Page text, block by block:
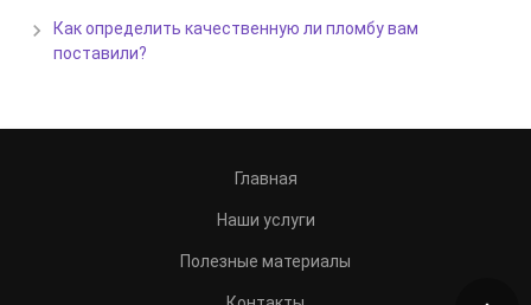
Как определить качественную ли пломбу вам
поставили?
Главная
Наши услуги
Полезные материалы